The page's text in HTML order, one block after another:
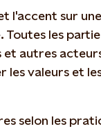
l'accent sur une
les
autres
valeurs et
selon les